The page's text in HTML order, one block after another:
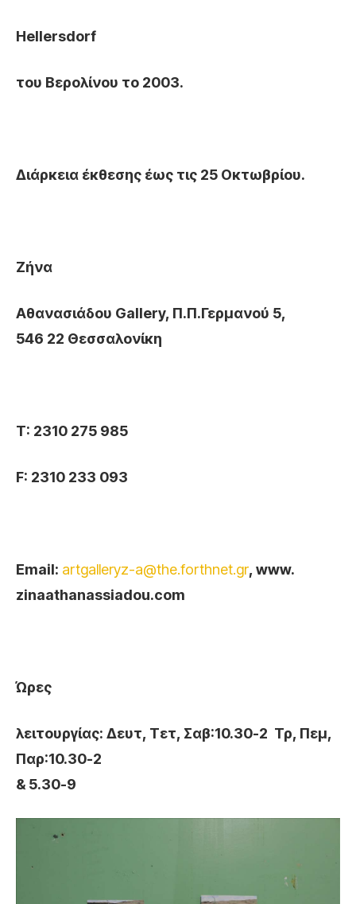
Hellersdorf
του Βερολίνου το 2003.
Διάρκεια έκθεσης έως τις 25 Οκτωβρίου.
Ζήνα
Αθανασιάδου Gallery, Π.Π.Γερμανού 5,
546 22 Θεσσαλονίκη
Τ: 2310 275 985
F: 2310 233 093
Email: artgalleryz-a@the.forthnet.gr, www.
zinaathanassiadou.com
Ώρες
λειτουργίας: Δευτ, Τετ, Σαβ:10.30-2 Τρ, Πεμ,
Παρ:10.30-2
& 5.30-9